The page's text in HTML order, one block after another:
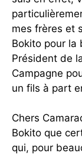
mes frères et
Bokito pour la
Président de
Campagne
un fils à part
Chers
Bokito que
qui, pour